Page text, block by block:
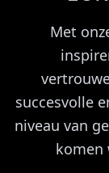
Met
succesvolle
niveau van
komen